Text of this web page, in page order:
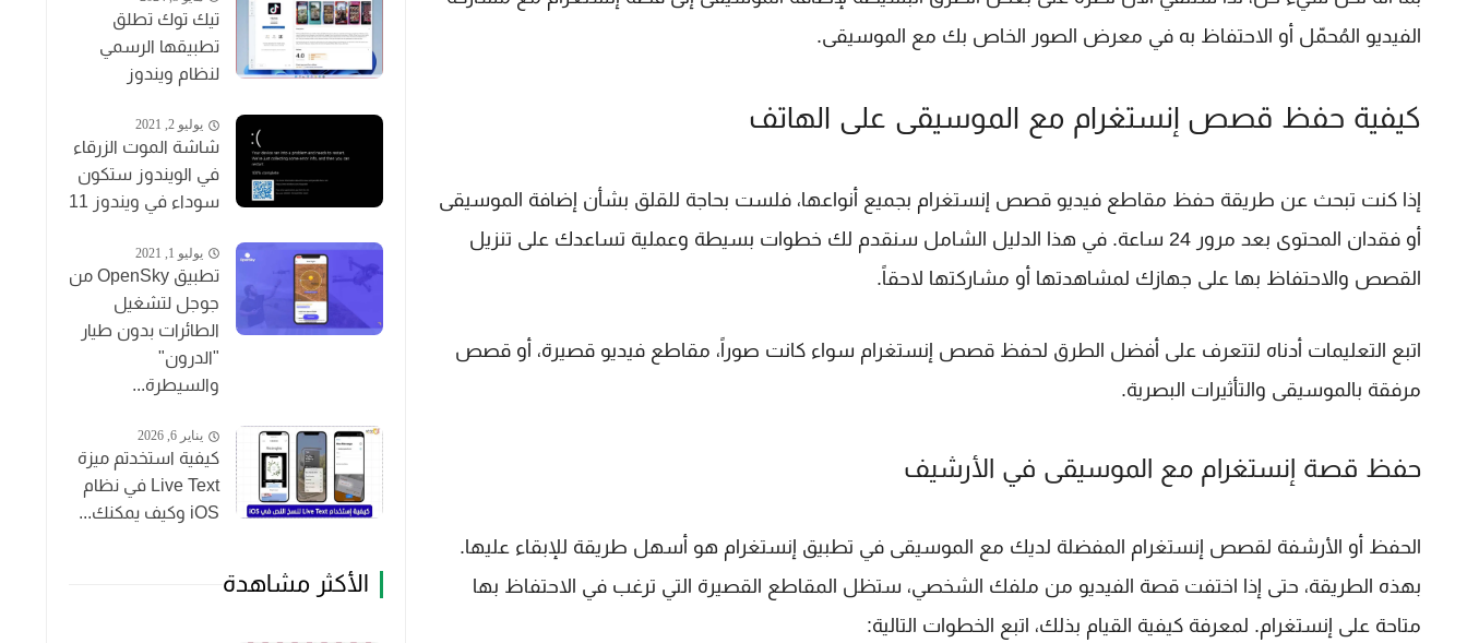
الفيديو المُحمّل أو الاحتفاظ به في معرض الصور الخاص بك مع الموسيقى.
كيفية حفظ قصص إنستغرام مع الموسيقى على الهاتف
إذا كنت تبحث عن طريقة حفظ مقاطع فيديو قصص إنستغرام بجميع أنواعها، فلست بحاجة للقلق بشأن إضافة الموسيقى
أو فقدان المحتوى بعد مرور 24 ساعة. في هذا الدليل الشامل سنقدم لك خطوات بسيطة وعملية تساعدك على تنزيل
القصص والاحتفاظ بها على جهازك لمشاهدتها أو مشاركتها لاحقاً.
اتبع التعليمات أدناه لتتعرف على أفضل الطرق لحفظ قصص إنستغرام سواء كانت صوراً، مقاطع فيديو قصيرة، أو قصص
مرفقة بالموسيقى والتأثيرات البصرية.
حفظ قصة إنستغرام مع الموسيقى في الأرشيف
الحفظ أو الأرشفة لقصص إنستغرام المفضلة لديك مع الموسيقى في تطبيق إنستغرام هو أسهل طريقة للإبقاء عليها.
بهذه الطريقة، حتى إذا اختفت قصة الفيديو من ملفك الشخصي، ستظل المقاطع القصيرة التي ترغب في الاحتفاظ بها
متاحة على إنستغرام. لمعرفة كيفية القيام بذلك، اتبع الخطوات التالية:
تيك توك تطلق
تطبيقها الرسمي
لنظام ويندوز
يوليو 2, 2021
شاشة الموت الزرقاء
في الويندوز ستكون
سوداء في ويندوز 11
يوليو 1, 2021
تطبيق OpenSky من
جوجل لتشغيل
الطائرات بدون طيار
"الدرون"
والسيطرة...
يناير 6, 2026
كيفية استخدتم ميزة
Live Text في نظام
iOS وكيف يمكنك...
الأكثر مشاهدة